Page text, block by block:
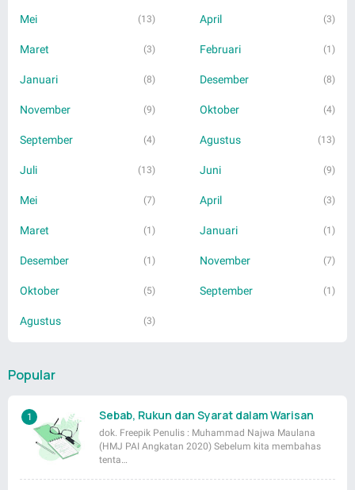
Mei (13) April (3)
Maret (3) Februari (1)
Januari (8) Desember (8)
November (9) Oktober (4)
September (4) Agustus (13)
Juli (13) Juni (9)
Mei (7) April (3)
Maret (1) Januari (1)
Desember (1) November (7)
Oktober (5) September (1)
Agustus (3)
Popular
Sebab, Rukun dan Syarat dalam Warisan
dok. Freepik Penulis : Muhammad Najwa Maulana
(HMJ PAI Angkatan 2020) Sebelum kita membahas
tenta…